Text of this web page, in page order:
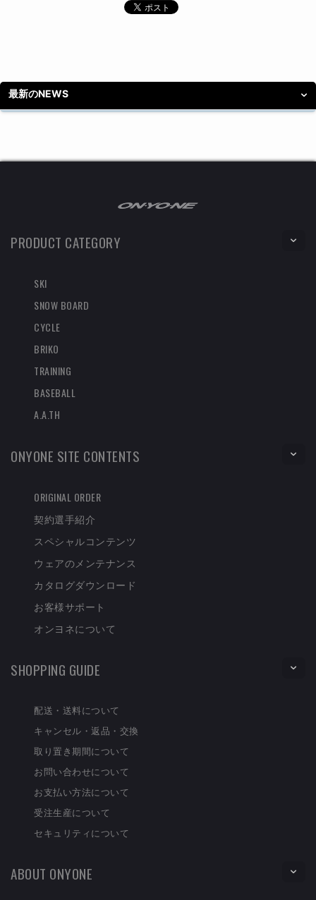
最新のNEWS
PRODUCT CATEGORY
SKI
SNOW BOARD
CYCLE
BRIKO
TRAINING
BASEBALL
A.A.TH
ONYONE SITE CONTENTS
ORIGINAL ORDER
契約選手紹介
スペシャルコンテンツ
ウェアのメンテナンス
カタログダウンロード
お客様サポート
オンヨネについて
SHOPPING GUIDE
配送・送料について
キャンセル・返品・交換
取り置き期間について
お問い合わせについて
お支払い方法について
受注生産について
セキュリティについて
ABOUT ONYONE